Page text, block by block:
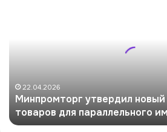
г
22.04.2026
Минпромторг утвердил новый
товаров для параллельного